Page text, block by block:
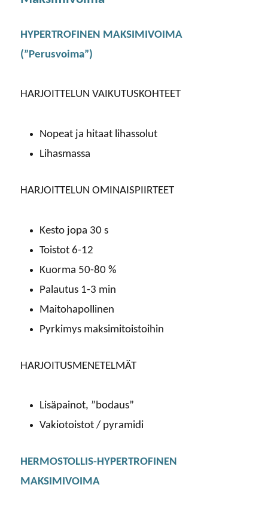
HYPERTROFINEN MAKSIMIVOIMA
(”Perusvoima”)
HARJOITTELUN VAIKUTUSKOHTEET
Nopeat ja hitaat lihassolut
Lihasmassa
HARJOITTELUN OMINAISPIIRTEET
Kesto jopa 30 s
Toistot 6-12
Kuorma 50-80 %
Palautus 1-3 min
Maitohapollinen
Pyrkimys maksimitoistoihin
HARJOITUSMENETELMÄT
Lisäpainot, ”bodaus”
Vakiotoistot / pyramidi
HERMOSTOLLIS-HYPERTROFINEN
MAKSIMIVOIMA